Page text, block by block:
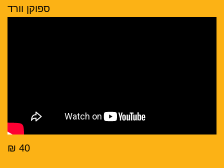
ספוקן וורד
40 ₪